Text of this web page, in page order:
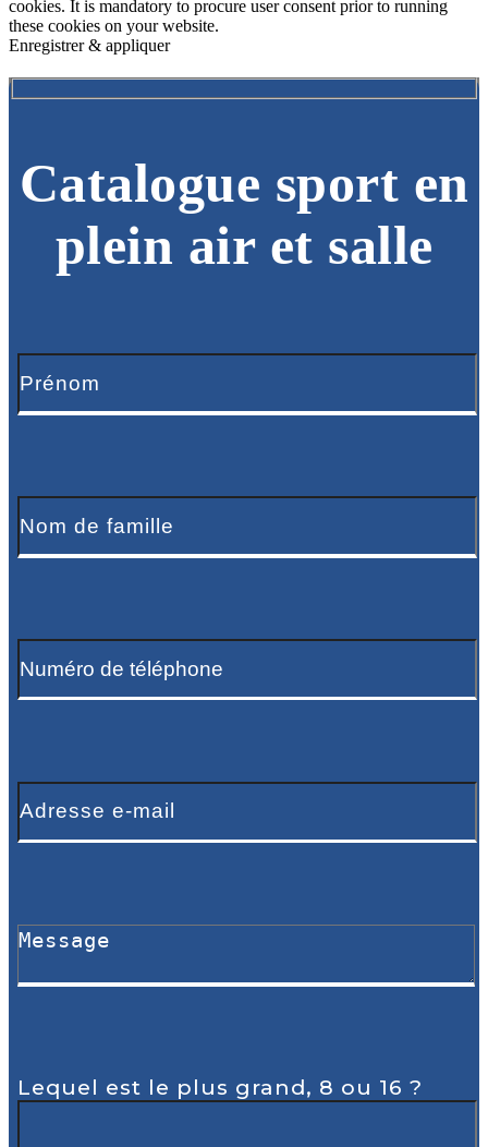
cookies. It is mandatory to procure user consent prior to running
these cookies on your website.
Enregistrer & appliquer
Catalogue sport en
plein air et salle
Lequel est le plus grand, 8 ou 16 ?